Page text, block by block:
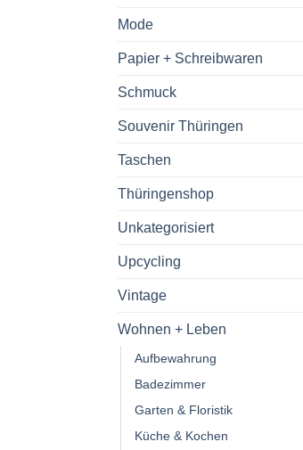
Mode
Papier + Schreibwaren
Schmuck
Souvenir Thüringen
Taschen
Thüringenshop
Unkategorisiert
Upcycling
Vintage
Wohnen + Leben
Aufbewahrung
Badezimmer
Garten & Floristik
Küche & Kochen